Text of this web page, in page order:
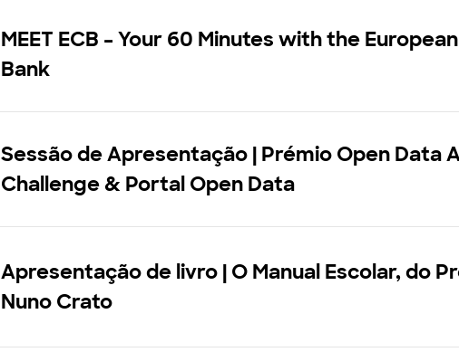
MEET ECB – Your 60 Minutes with the
Bank
Sessão de Apresentação | Prémio Open Data
Challenge & Portal Open Data
Apresentação de livro | O Manual Escolar, do
Nuno Crato